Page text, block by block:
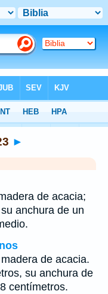
►
de acacia;
anchura de un
de acacia.
su anchura de
centímetros.